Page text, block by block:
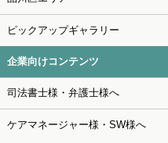
ピックアップギャラリー
企業向けコンテンツ
司法書士様・弁護士様へ
ケアマネージャー様・SW様へ